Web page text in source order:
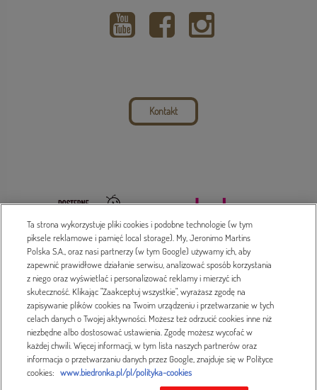
Kontakt
Dada 2016-2023 © Treść serwisu prawnie chroniona
Polityka prywatności
Projekt i wykonanie
Ta strona wykorzystuje pliki cookies i podobne technologie (w tym
piksele reklamowe i pamięć local storage). My, Jeronimo Martins
Polska S.A., oraz nasi partnerzy (w tym Google) używamy ich, aby
zapewnić prawidłowe działanie serwisu, analizować sposób korzystania
z niego oraz wyświetlać i personalizować reklamy i mierzyć ich
skuteczność. Klikając "Zaakceptuj wszystkie", wyrażasz zgodę na
zapisywanie plików cookies na Twoim urządzeniu i przetwarzanie w tych
celach danych o Twojej aktywności. Możesz też odrzucić cookies inne niż
niezbędne albo dostosować ustawienia. Zgodę możesz wycofać w
każdej chwili. Więcej informacji, w tym lista naszych partnerów oraz
informacja o przetwarzaniu danych przez Google, znajduje się w Polityce
cookies: www.biedronka.pl/pl/polityka-cookies